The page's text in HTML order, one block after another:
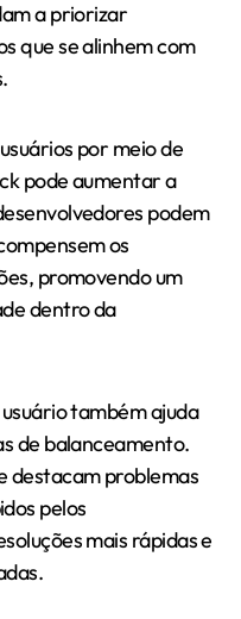
a priorizar
que se alinhem com
por meio de
pode aumentar a
podem
os
promovendo um
dentro da
também ajuda
de balanceamento.
destacam problemas
pelos
mais rápidas e